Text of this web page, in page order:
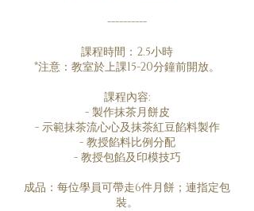
----------
課程時間：2.5小時
*注意：教室於上課15-20分鐘前開放。
課程內容:
- 製作抹茶月餅皮
- 示範抹茶流心心及抹茶紅豆餡料製作
- 教授餡料比例分配
- 教授包餡及印模技巧
成品：每位學員可帶走6件月餅；連指定包
裝。